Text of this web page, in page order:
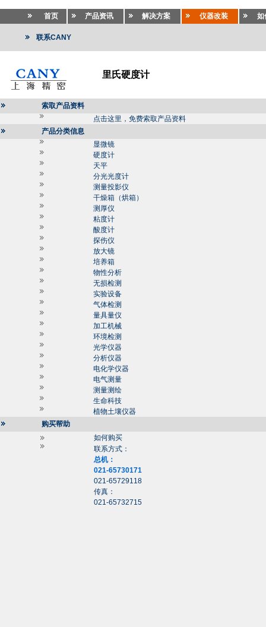
首页 产品资讯 解决方案 仪器改装 如
联系CANY
里氏硬度计
索取产品资料
点击这里，免费索取产品资料
产品分类信息
显微镜
硬度计
天平
分光光度计
测量投影仪
干燥箱（烘箱）
测厚仪
粘度计
酸度计
探伤仪
放大镜
培养箱
物性分析
无损检测
实验设备
气体检测
量具量仪
加工机械
环境检测
光学仪器
分析仪器
电化学仪器
电气测量
测量测绘
生命科技
植物土壤仪器
购买帮助
如何购买
联系方式：
总机：
021-65730171
021-65729118
传真：
021-65732715